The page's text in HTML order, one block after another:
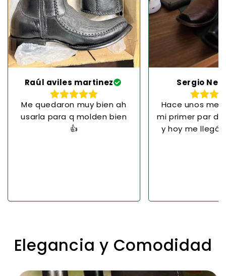
Raúl aviles martinez
Me quedaron muy bien ah
usarla para q molden bien
👍
Sergio
Hace unos
mi primer par
y hoy me llegó
Elegancia y Comodidad